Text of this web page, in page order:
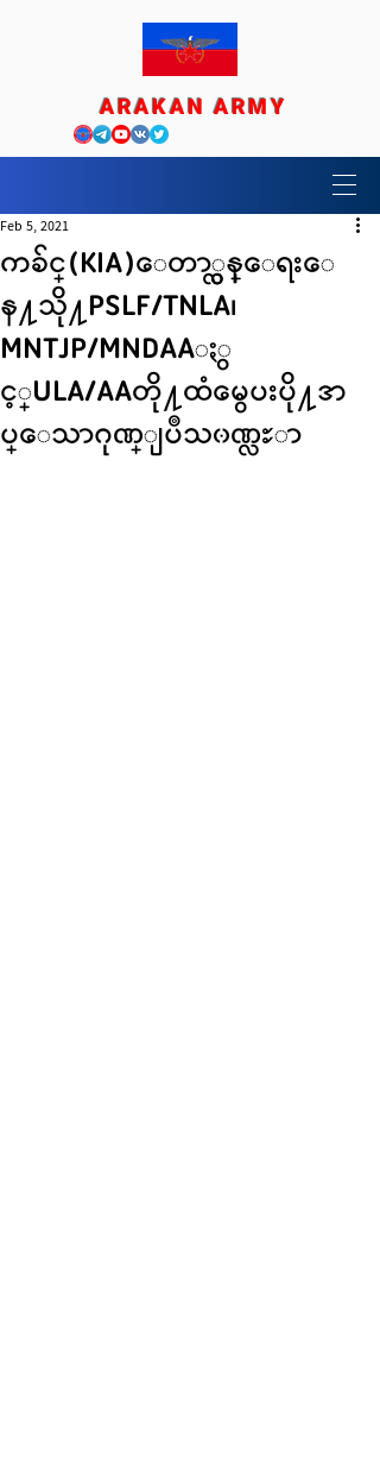
ARAKAN ARMY
ကခ်င္(KIA)ေတာ္လွန္ေရးေ
န႔သို႔PSLF/TNLA၊
MNTJP/MNDAAႏွ
င့္ULA/AAတို႔ထံမွေပးပို႔အ
ပ္ေသာဂုဏ္ျပဳသ၀ဏ္လႊာ
Feb 5, 2021